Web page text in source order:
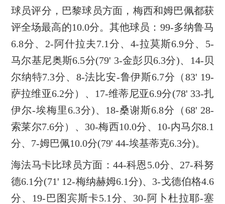
球员评分，巴黎球员方面，梅西和姆巴佩都获
评全场最高的10.0分。其他球员：99-多纳鲁马
6.8分、2-阿什拉夫7.1分、4-拉莫斯6.9分、5-
马尔基尼奥斯6.5分(79' 3-金彭贝6.3分)、14-贝
尔纳特7.3分、8-法比安-鲁伊斯6.7分（83' 19-
萨拉维亚6.2分）、17-维蒂尼亚6.9分(78' 33-扎
伊尔-埃梅里6.3分)、18-桑谢斯6.8分（68' 28-
索莱尔7.6分）、30-梅西10.0分、10-内马尔8.1
分、7-姆巴佩10.0分(79' 44-埃基蒂克6.3分)。
海法马卡比球员方面：44-科恩5.0分、27-科努
德6.1分(71' 12-梅纳赫姆6.1分)、3-戈德伯格4.6
分、19-巴图宾斯卡5.1分、30-阿卜杜拉耶-塞